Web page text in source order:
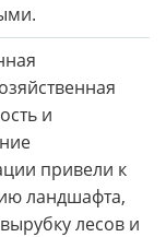
и
привели к
ландшафта,
лесов и